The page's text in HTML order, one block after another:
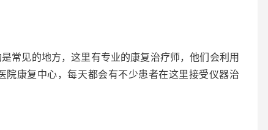
常见的地方，这里有专业的康复治疗师，他们会利用
康复中心，每天都会有不少患者在这里接受仪器治